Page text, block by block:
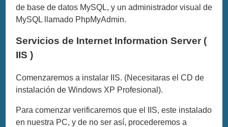
de base de datos MySQL, y un administrador visual de
MySQL llamado PhpMyAdmin.
Servicios de Internet Information Server (
IIS )
Comenzaremos a instalar IIS. (Necesitaras el CD de
instalación de Windows XP Profesional).
Para comenzar verificaremos que el IIS, este instalado
en nuestra PC, y de no ser así, procederemos a